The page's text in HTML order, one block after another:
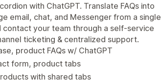
with ChatGPT. Translate FAQs into
email, chat, and Messenger from a single
your team through a self-service
ticketing & centralized support.
product FAQs w/ ChatGPT
form, product tabs
with shared tabs